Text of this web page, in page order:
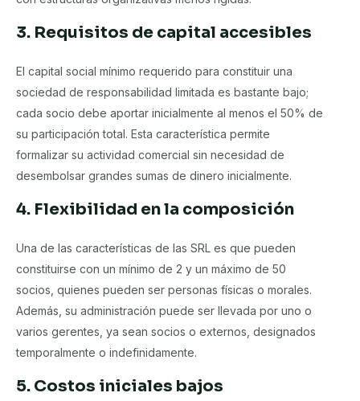
3. Requisitos de capital accesibles
El capital social mínimo requerido para constituir una
sociedad de responsabilidad limitada es bastante bajo;
cada socio debe aportar inicialmente al menos el 50% de
su participación total. Esta característica permite
formalizar su actividad comercial sin necesidad de
desembolsar grandes sumas de dinero inicialmente.
4. Flexibilidad en la composición
Una de las características de las SRL es que pueden
constituirse con un mínimo de 2 y un máximo de 50
socios, quienes pueden ser personas físicas o morales.
Además, su administración puede ser llevada por uno o
varios gerentes, ya sean socios o externos, designados
temporalmente o indefinidamente.
5. Costos iniciales bajos